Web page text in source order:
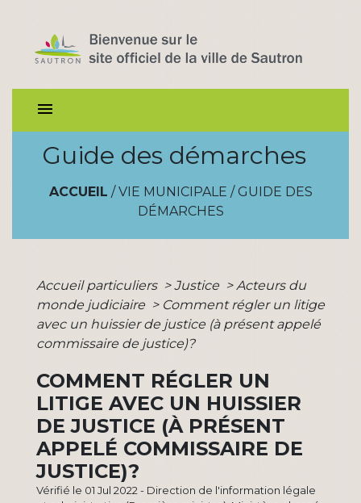
menu
Guide des démarches
ACCUEIL / VIE MUNICIPALE / GUIDE DES
DÉMARCHES
Accueil particuliers > Justice > Acteurs du
monde judiciaire > Comment régler un litige
avec un huissier de justice (à présent appelé
commissaire de justice)?
COMMENT RÉGLER UN
LITIGE AVEC UN HUISSIER
DE JUSTICE (À PRÉSENT
APPELÉ COMMISSAIRE DE
JUSTICE)?
Vérifié le 01 Jul 2022 - Direction de l'information légale